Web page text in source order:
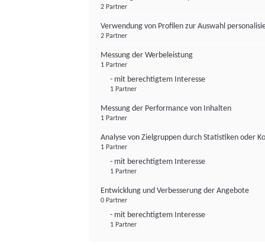
2 Partner
Verwendung von Profilen zur Auswahl
2 Partner
Messung der Werbeleistung
1 Partner
- mit berechtigtem Interesse
1 Partner
Messung der Performance von Inhalten
1 Partner
Analyse von Zielgruppen durch Statistiken oder
1 Partner
- mit berechtigtem Interesse
1 Partner
Entwicklung und Verbesserung der Angebote
0 Partner
- mit berechtigtem Interesse
1 Partner